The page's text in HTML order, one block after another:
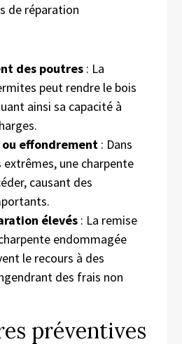
de réparation
des poutres : La
peut rendre le bois
ainsi sa capacité à
effondrement : Dans
extrêmes, une charpente
causant des
élevés : La remise
endommagée
le recours à des
des frais non
préventives